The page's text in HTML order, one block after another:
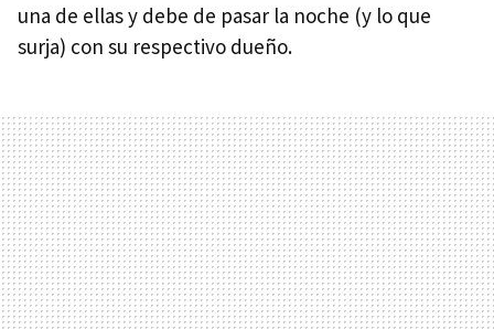
una de ellas y debe de pasar la noche (y lo que
surja) con su respectivo dueño.